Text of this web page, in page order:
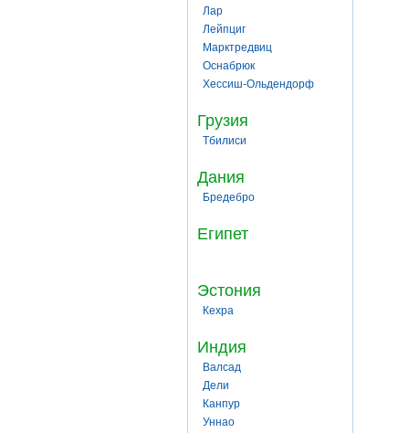
Лар
Лейпциг
Марктредвиц
Оснабрюк
Хессиш-Ольдендорф
Грузия
Тбилиси
Дания
Бредебро
Египет
Эстония
Кехра
Индия
Валсад
Дели
Канпур
Уннао